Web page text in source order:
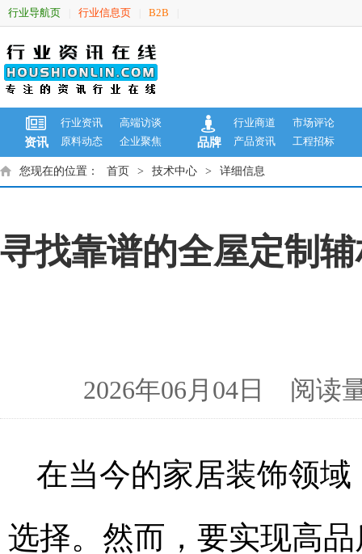
行业导航页 行业信息页 B2B
资讯
行业资讯
高端访谈
原料动态
企业聚焦 品牌
行业商道
市场评论
产品资讯
工程招标
您现在的位置： 首页 > 技术中心 > 详细信息
寻找靠谱的全屋定制
2026年06月04日 阅
在当今的家居装饰领
选择。然而，要实现高